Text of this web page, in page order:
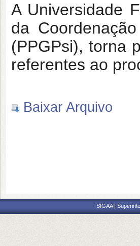
A Universidade
da
(PPGPsi), torna
referentes ao
Baixar Arquivo
SIGAA |